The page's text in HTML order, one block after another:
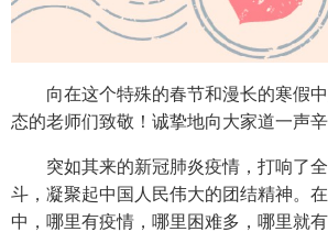
向在这个特殊的春节和漫长的寒假
态的老师们致敬！诚挚地向大家道一声辛
突如其来的新冠肺炎疫情，打响了
斗，凝聚起中国人民伟大的团结精神。
中，哪里有疫情，哪里困难多，哪里就